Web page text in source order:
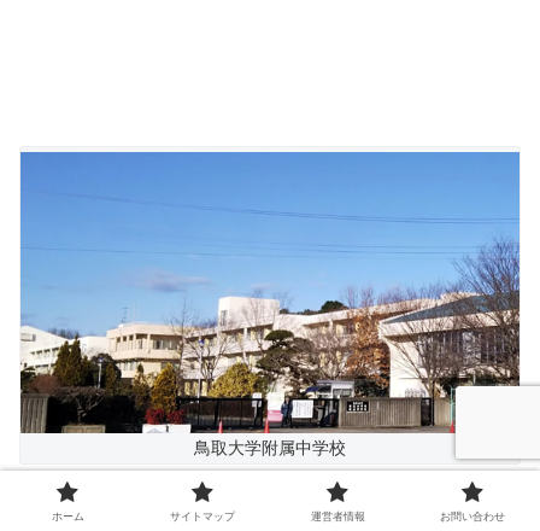
鳥取大学附属中学校
瀧本美織さんは中学受験をして、鳥取では最も偏差
ホーム サイトマップ 運営者情報 お問い合わせ